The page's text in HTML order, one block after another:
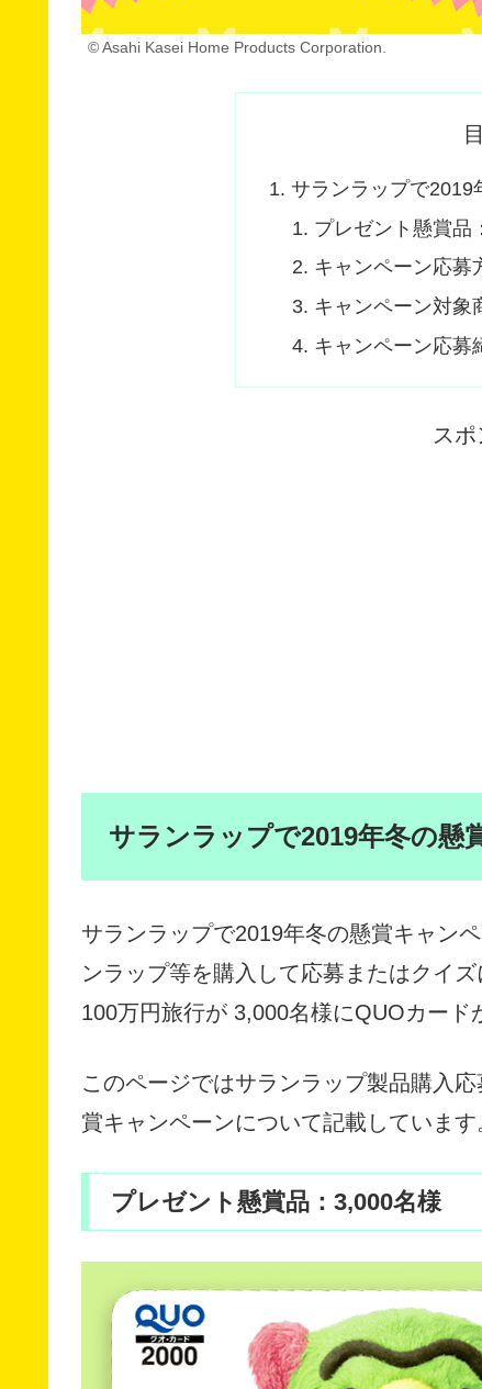
© Asahi Kasei Home Products Corporation.
サランラップで2019
プレゼント懸賞品
キャンペーン応募
キャンペーン対象
キャンペーン応募
ス
サランラップで2019年冬の懸
サランラップで2019年冬の懸賞キャン
ンラップ等を購入して応募またはクイ
100万円旅行が 3,000名様にQUOカード
このページではサランラップ製品購入
賞キャンペーンについて記載しています
プレゼント懸賞品：3,000名様